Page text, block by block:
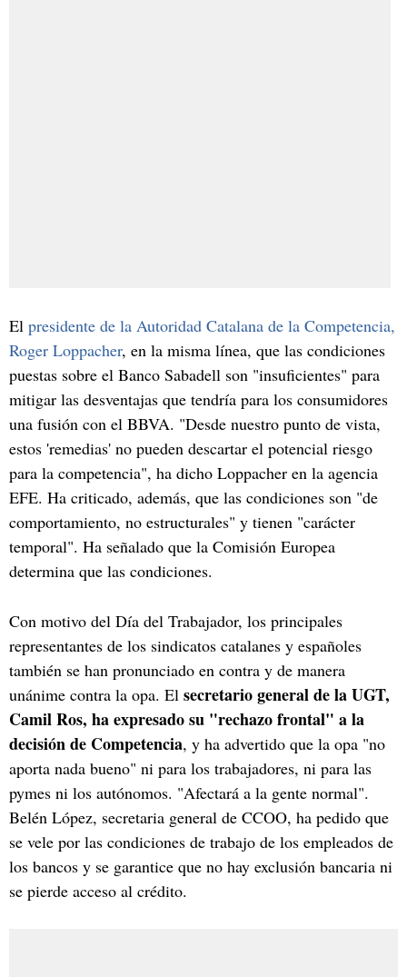
El presidente de la Autoridad Catalana de la Competencia,
Roger Loppacher, en la misma línea, que las condiciones
puestas sobre el Banco Sabadell son "insuficientes" para
mitigar las desventajas que tendría para los consumidores
una fusión con el BBVA. "Desde nuestro punto de vista,
estos 'remedias' no pueden descartar el potencial riesgo
para la competencia", ha dicho Loppacher en la agencia
EFE. Ha criticado, además, que las condiciones son "de
comportamiento, no estructurales" y tienen "carácter
temporal". Ha señalado que la Comisión Europea
determina que las condiciones.
Con motivo del Día del Trabajador, los principales
representantes de los sindicatos catalanes y españoles
también se han pronunciado en contra y de manera
unánime contra la opa. El secretario general de la UGT,
Camil Ros, ha expresado su "rechazo frontal" a la
decisión de Competencia, y ha advertido que la opa "no
aporta nada bueno" ni para los trabajadores, ni para las
pymes ni los autónomos. "Afectará a la gente normal".
Belén López, secretaria general de CCOO, ha pedido que
se vele por las condiciones de trabajo de los empleados de
los bancos y se garantice que no hay exclusión bancaria ni
se pierde acceso al crédito.